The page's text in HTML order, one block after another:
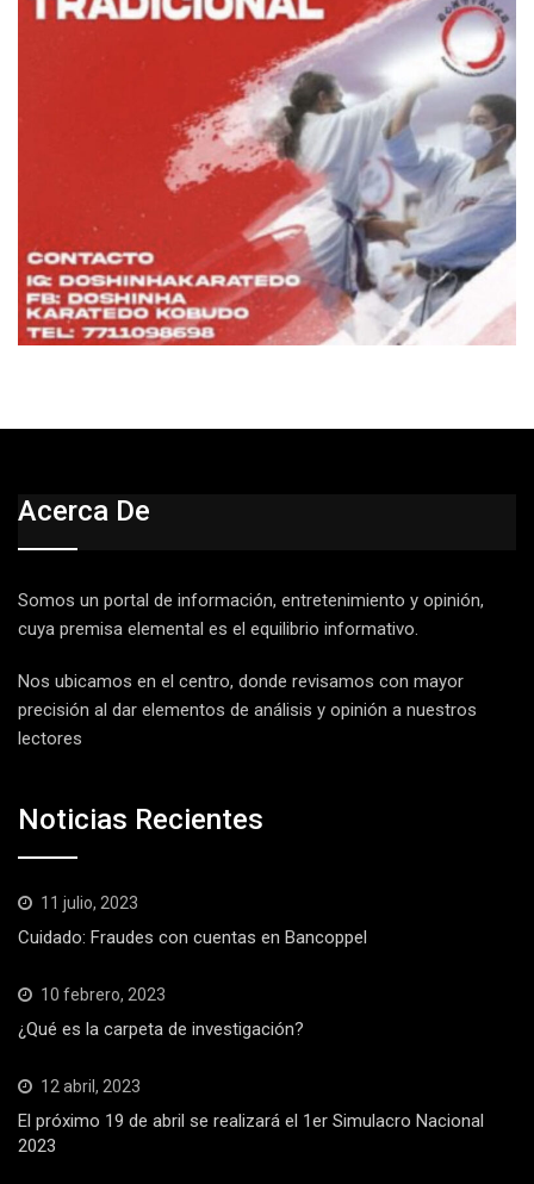
Acerca De
Somos un portal de información, entretenimiento y opinión,
cuya premisa elemental es el equilibrio informativo.
Nos ubicamos en el centro, donde revisamos con mayor
precisión al dar elementos de análisis y opinión a nuestros
lectores
Noticias Recientes
11 julio, 2023
Cuidado: Fraudes con cuentas en Bancoppel
10 febrero, 2023
¿Qué es la carpeta de investigación?
12 abril, 2023
El próximo 19 de abril se realizará el 1er Simulacro Nacional
2023